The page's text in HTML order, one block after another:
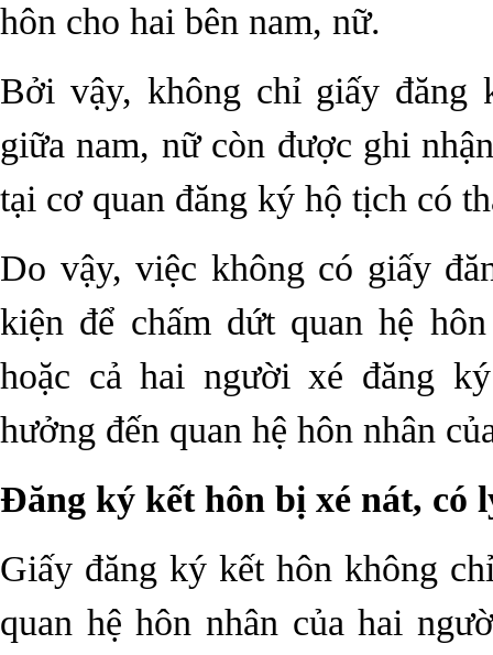
hôn cho hai bên nam, nữ.
Bởi vậy, không chỉ giấy đăng
giữa nam, nữ còn được ghi
tại cơ quan đăng ký hộ tịch có
Do vậy, việc không có giấy
kiện để chấm dứt quan hệ
hoặc cả hai người xé đăng
hưởng đến quan hệ hôn nhân
Đăng ký kết hôn bị xé nát, có
Giấy đăng ký kết hôn không
quan hệ hôn nhân của hai